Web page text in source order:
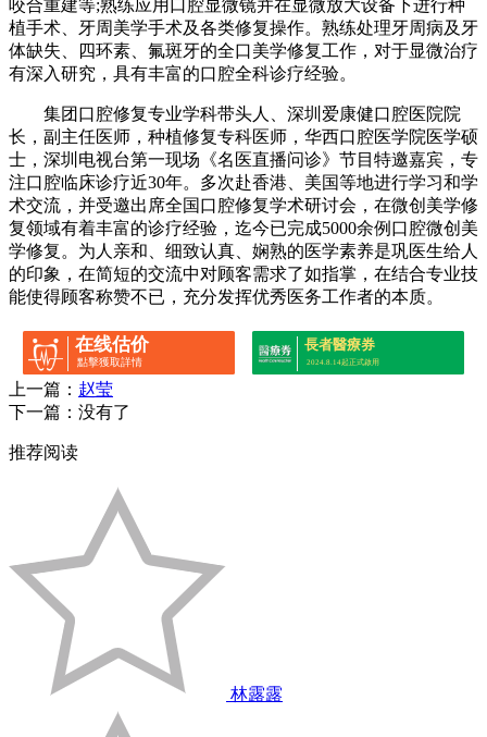
咬合重建等;熟练应用口腔显微镜并在显微放大设备下进行种
植手术、牙周美学手术及各类修复操作。熟练处理牙周病及牙
体缺失、四环素、氟斑牙的全口美学修复工作，对于显微治疗
有深入研究，具有丰富的口腔全科诊疗经验。
集团口腔修复专业学科带头人、深圳爱康健口腔医院院
长，副主任医师，种植修复专科医师，华西口腔医学院医学硕
士，深圳电视台第一现场《名医直播问诊》节目特邀嘉宾，专
注口腔临床诊疗近30年。多次赴香港、美国等地进行学习和学
术交流，并受邀出席全国口腔修复学术研讨会，在微创美学修
复领域有着丰富的诊疗经验，迄今已完成5000余例口腔微创美
学修复。为人亲和、细致认真、娴熟的医学素养是巩医生给人
的印象，在简短的交流中对顾客需求了如指掌，在结合专业技
能使得顾客称赞不已，充分发挥优秀医务工作者的本质。
在线估价
點擊獲取詳情
長者醫療券
2024.8.14起正式啟用
上一篇： 赵莹
下一篇：没有了
推荐阅读
林露露